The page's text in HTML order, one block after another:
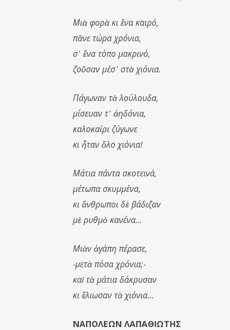
Μιὰ φορὰ κι ἕνα καιρό,
πᾶνε τώρα χρόνια,
σ᾿ ἕνα τόπο μακρινό,
ζοῦσαν μέσ᾿ στὰ χιόνια.
Πάγωναν τὰ λούλουδα,
μίσευαν τ᾿ ἀηδόνια,
καλοκαίρι ζύγωνε
κι ἦταν ὅλο χιόνια!
Μάτια πάντα σκοτεινά,
μέτωπα σκυμμένα,
κι ἄνθρωποι δὲ βάδιζαν
μὲ ρυθμὸ κανένα…
Μιὰν ἀγάπη πέρασε,
-μετὰ πόσα χρόνια;-
καὶ τὰ μάτια δάκρυσαν
κι ἕλιωσαν τὰ χιόνια…
ΝΑΠΟΛΕΩΝ ΛΑΠΑΘΙΩΤΗΣ